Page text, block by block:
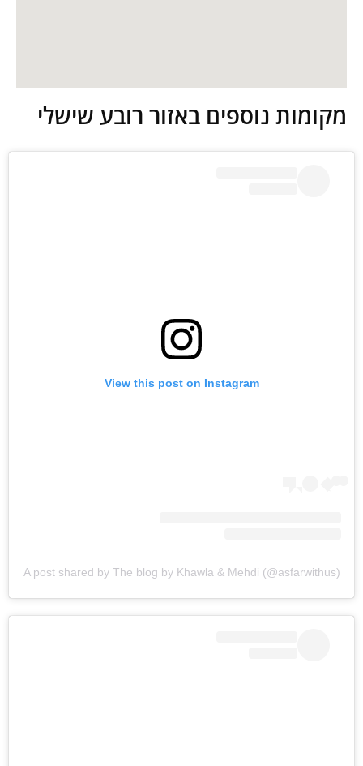
מקומות נוספים באזור רובע שישלי
View this post on Instagram
A post shared by The blog by Khawla & Mehdi (@asfarwithus)